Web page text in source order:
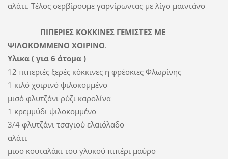
αλάτι. Τέλος σερβίρουμε γαρνίρωντας με λίγο μαιντάνο
ΠΙΠΕΡΙΕΣ ΚΟΚΚΙΝΕΣ ΓΕΜΙΣΤΕΣ ΜΕ
ΨΙΛΟΚΟΜΜΕΝΟ ΧΟΙΡΙΝΟ.
Υλικα ( για 6 άτομα )
12 πιπεριές ξερές κόκκινες η φρέσκιες Φλωρίνης
1 κιλό χοιρινό ψιλοκομμένο
μισό φλυτζάνι ρύζι καρολίνα
1 κρεμμύδι ψιλοκομμένο
3/4 φλυτζάνι τσαγιού ελαιόλαδο
αλάτι
μισο κουταλάκι του γλυκού πιπέρι μαύρο